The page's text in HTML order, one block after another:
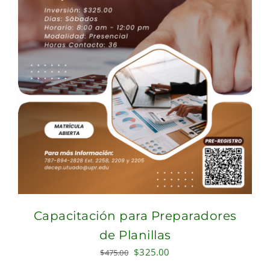
Capacitación para Preparadores
de Planillas
$475.00 Original
$325.00